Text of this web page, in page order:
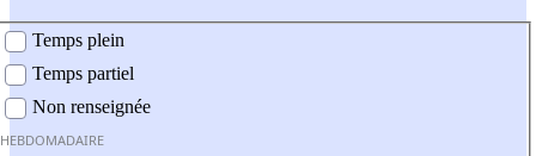
Temps plein
Temps partiel
Non renseignée